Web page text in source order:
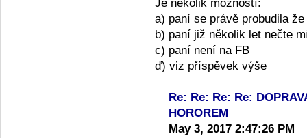
Je několik možností:
a) paní se právě probudila
b) paní již několik let nečte
c) paní není na FB
ď) viz příspěvek výše
Re: Re: Re: Re:
HOROREM
May 3, 2017 2:47:26 PM